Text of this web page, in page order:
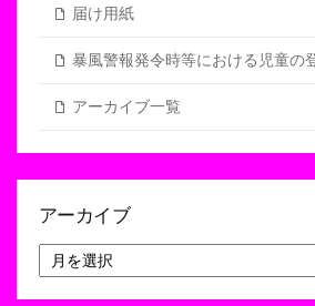
届け用紙
暴風警報発令時等における児童の
アーカイブ一覧
アーカイブ
ー
カ